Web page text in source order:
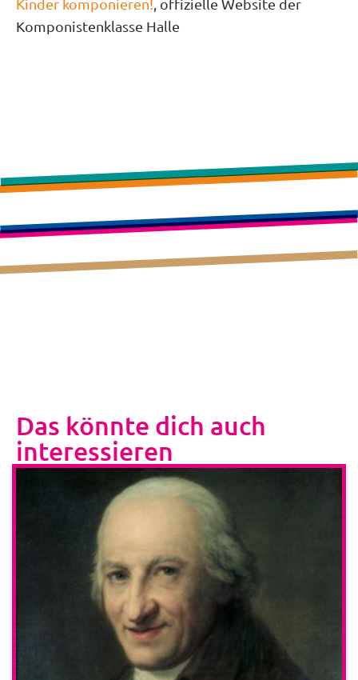
Kinder komponieren! , offizielle Website der
Komponistenklasse Halle
Das könnte dich auch
interessieren